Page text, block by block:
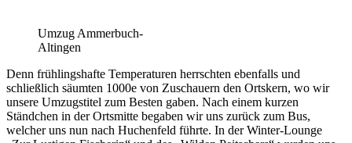
Umzug Ammerbuch-
Altingen
Denn frühlingshafte Temperaturen herrschten ebenfalls und
schließlich säumten 1000e von Zuschauern den Ortskern, wo wir
unsere Umzugstitel zum Besten gaben. Nach einem kurzen
Ständchen in der Ortsmitte begaben wir uns zurück zum Bus,
welcher uns nun nach Huchenfeld führte. In der Winter-Lounge